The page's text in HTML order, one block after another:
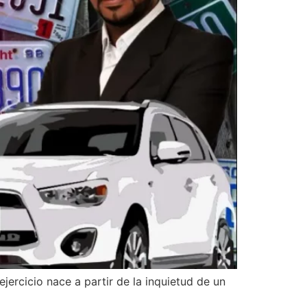
nace a partir de la inquietud de un